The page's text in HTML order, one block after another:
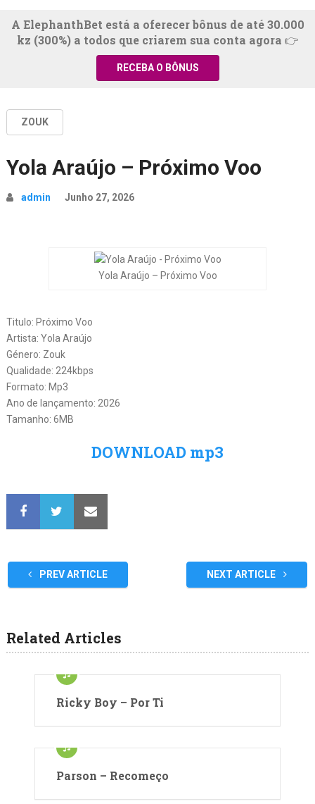
A ElephanthBet está a oferecer bônus de até 30.000
kz (300%) a todos que criarem sua conta agora 👉
RECEBA O BÔNUS
ZOUK
Yola Araújo – Próximo Voo
admin Junho 27, 2026
Yola Araújo – Próximo Voo
Titulo: Próximo Voo
Artista: Yola Araújo
Género: Zouk
Qualidade: 224kbps
Formato: Mp3
Ano de lançamento: 2026
Tamanho: 6MB
DOWNLOAD mp3
PREV ARTICLE NEXT ARTICLE
Related Articles
Ricky Boy – Por Ti
Parson – Recomeço